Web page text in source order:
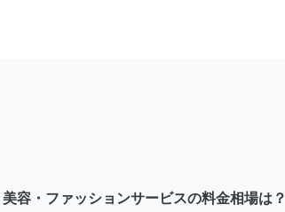
美容・ファッションサービスの料金相場は？